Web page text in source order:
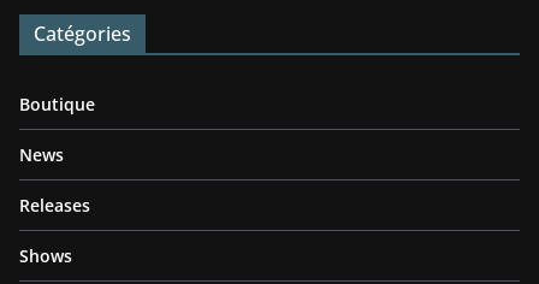
t
c
Catégories
Boutique
News
Releases
Shows